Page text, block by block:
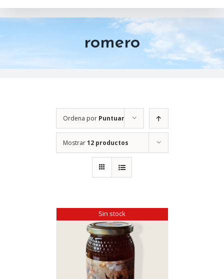
romero
Ordena por Puntuar
Mostrar12 productos
Sin stock